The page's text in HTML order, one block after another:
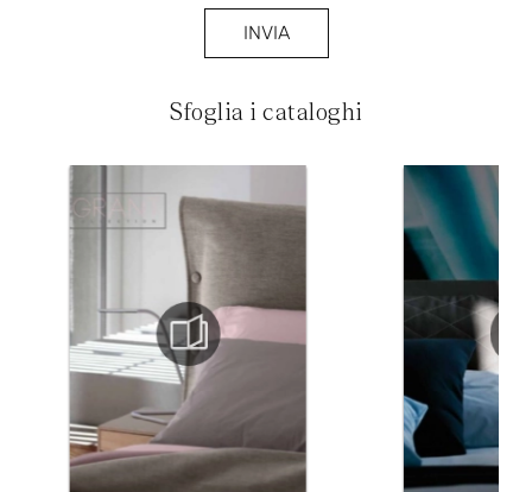
Sfoglia i cataloghi
INVIA